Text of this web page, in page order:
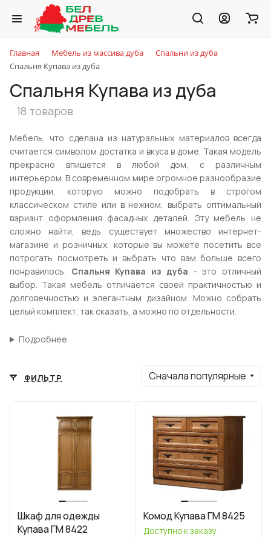
Главная Мебель из массива дуба
Спальни из дуба
Спальня Купава из дуба
Спальня Купава из дуба
18 товаров
Мебель, что сделана из натуральных материалов всегда
считается символом достатка и вкуса в доме. Такая модель
прекрасно впишется в любой дом, с различным
интерьером. В современном мире огромное разнообразие
продукции, которую можно подобрать в строгом
классическом стиле или в нежном, выбрать оптимальный
вариант оформления фасадных деталей. Эту мебель не
сложно найти, ведь существует множество интернет-
магазине и розничных, которые вы можете посетить все
потрогать посмотреть и выбрать что вам больше всего
понравилось. Спальня Купава из дуба - это отличный
выбор. Такая мебель отличается своей практичностью и
долговечностью и элегантным дизайном. Можно собрать
целый комплект, так сказать, а можно по отдельности.
Подробнее
ФИЛЬТР Сначала популярные
Шкаф для одежды
Купава ГМ 8422
Комод Купава ГМ 8425
Доступно к заказу